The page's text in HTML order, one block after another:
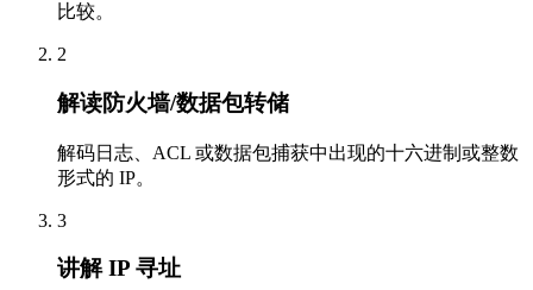
比较。
2
解读防火墙/数据包转储
解码日志、ACL 或数据包捕获中出现的十六进制或整数
形式的 IP。
3
讲解 IP 寻址